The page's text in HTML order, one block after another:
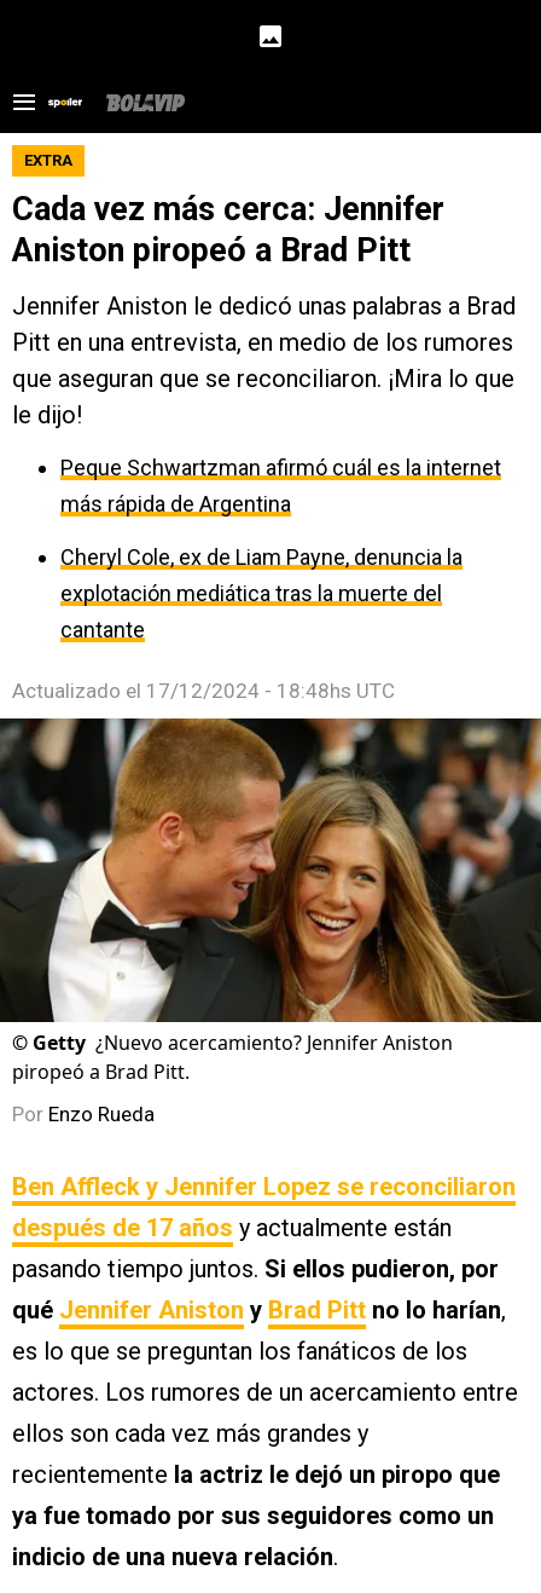
EXTRA
Cada vez más cerca: Jennifer
Aniston piropeó a Brad Pitt
Jennifer Aniston le dedicó unas palabras a Brad
Pitt en una entrevista, en medio de los rumores
que aseguran que se reconciliaron. ¡Mira lo que
le dijo!
Peque Schwartzman afirmó cuál es la internet
más rápida de Argentina
Cheryl Cole, ex de Liam Payne, denuncia la
explotación mediática tras la muerte del
cantante
Actualizado el 17/12/2024 - 18:48hs UTC
© Getty ¿Nuevo acercamiento? Jennifer Aniston
piropeó a Brad Pitt.
Por Enzo Rueda
Ben Affleck y Jennifer Lopez se reconciliaron
después de 17 años y actualmente están
pasando tiempo juntos. Si ellos pudieron, por
qué Jennifer Aniston y Brad Pitt no lo harían,
es lo que se preguntan los fanáticos de los
actores. Los rumores de un acercamiento entre
ellos son cada vez más grandes y
recientemente la actriz le dejó un piropo que
ya fue tomado por sus seguidores como un
indicio de una nueva relación.